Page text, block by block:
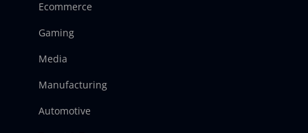
Ecommerce
Gaming
Media
Manufacturing
Automotive